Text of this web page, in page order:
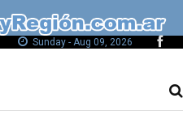
Sunday - Aug 09, 2026